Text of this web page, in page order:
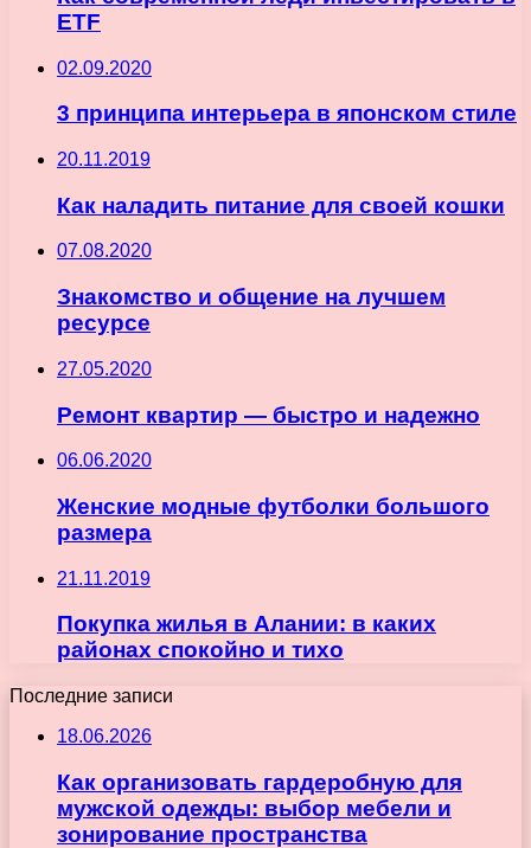
ETF
02.09.2020
3 принципа интерьера в японском стиле
20.11.2019
Как наладить питание для своей кошки
07.08.2020
Знакомство и общение на лучшем
ресурсе
27.05.2020
Ремонт квартир — быстро и надежно
06.06.2020
Женские модные футболки большого
размера
21.11.2019
Покупка жилья в Алании: в каких
районах спокойно и тихо
Последние записи
18.06.2026
Как организовать гардеробную для
мужской одежды: выбор мебели и
зонирование пространства